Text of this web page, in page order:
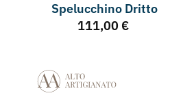
Spelucchino Dritto
111,00 €